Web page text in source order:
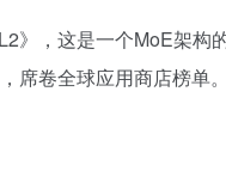
，这是一个MoE架构
卷全球应用商店榜单